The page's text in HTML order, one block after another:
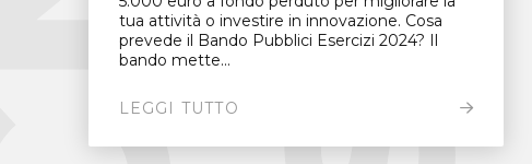
tua attività o investire in innovazione. Cosa
prevede il Bando Pubblici Esercizi 2024? Il
bando mette...
LEGGI TUTTO